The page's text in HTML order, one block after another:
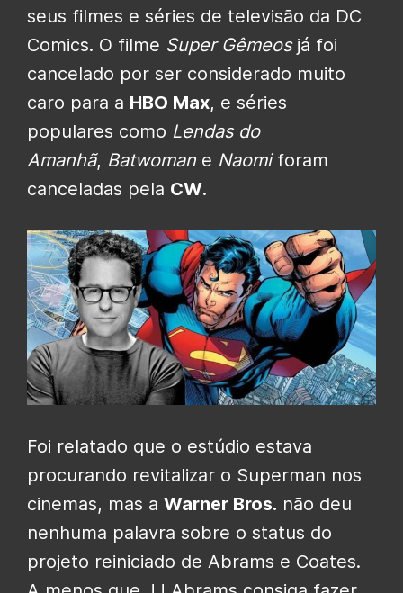
seus filmes e séries de televisão da DC
Comics. O filme Super Gêmeosjá foi
cancelado por ser considerado muito
caro para a HBO Max, e séries
populares como Lendas do
Amanhã, Batwoman e Naomiforam
canceladas pela CW.
Foi relatado que o estúdio estava
procurando revitalizar o Superman nos
cinemas, mas a Warner Bros. não deu
nenhuma palavra sobre o status do
projeto reiniciado de Abrams e Coates.